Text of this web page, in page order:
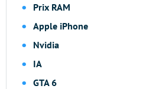
Prix RAM
Apple iPhone
Nvidia
IA
GTA 6